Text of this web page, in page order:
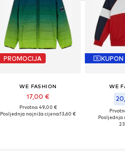
PROMOCIJA
WE FASHION
17,00 €
Prvotno: 49,00 €
Posljednja najniža cijena:13,60 €
KUPON
WE
Posljednja